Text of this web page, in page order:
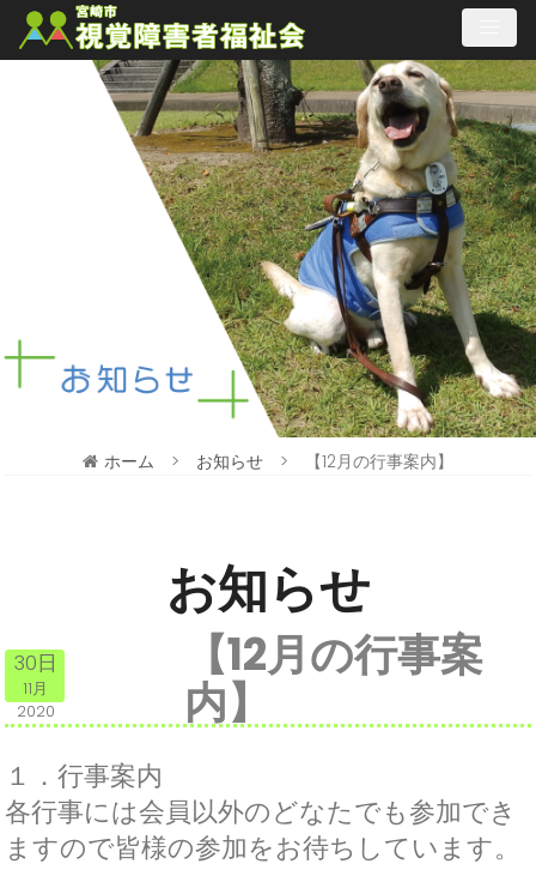
ュ
ン
ョ
ッ
プ
で
す。
ホーム > お知らせ > 【12月の行事案内】
で
す。
お知らせ
30日
11月
2020
【12月の行事案
内】
１．行事案内
各行事には会員以外のどなたでも参加でき
ますので皆様の参加をお待ちしています。